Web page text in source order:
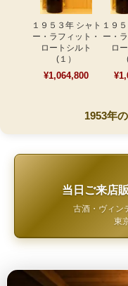
１９５３年 シャト
ー・ラフィット・
ロートシルト
(１）
¥1,064,800
１９
ー・
ロ
1953年
当日ご来店
古酒・ヴィン
東